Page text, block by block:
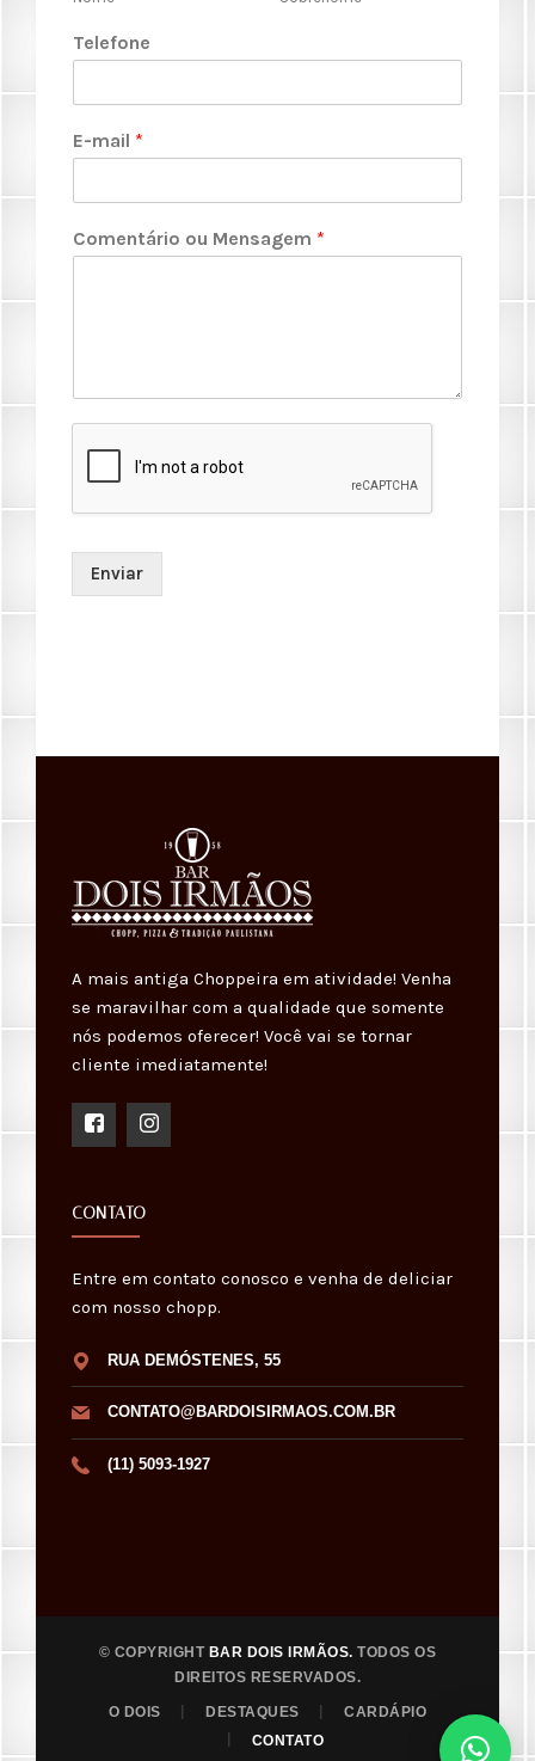
Telefone
E-mail *
Comentário ou Mensagem *
Enviar
A mais antiga Choppeira em atividade! Venha
se maravilhar com a qualidade que somente
nós podemos oferecer! Você vai se tornar
cliente imediatamente!
CONTATO
Entre em contato conosco e venha de deliciar
com nosso chopp.
RUA DEMÓSTENES, 55
CONTATO@BARDOISIRMAOS.COM.BR
(11) 5093-1927
© COPYRIGHT BAR DOIS IRMÃOS. TODOS OS
DIREITOS RESERVADOS.
O DOIS DESTAQUES
CARDÁPIO
CONTATO